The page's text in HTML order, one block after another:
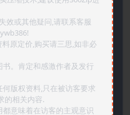
效或其他疑问,请联系客服
原定价,购买请三思,如非必
。肯定和感激作者及发行
版权资料,只在被访客要求
的相关内容.
意味着在访客的主观意识